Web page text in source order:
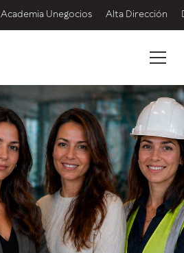
Academia Unegocios Alta Dirección